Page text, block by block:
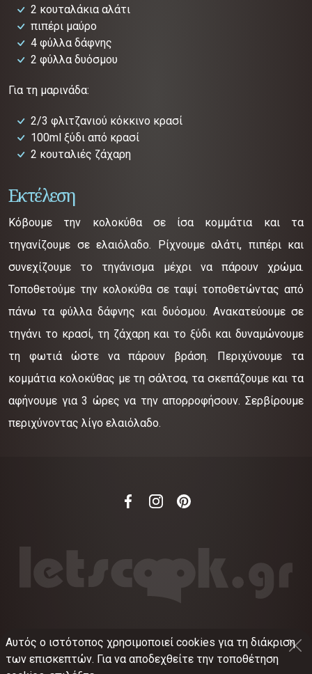
2 κουταλάκια αλάτι
πιπέρι μαύρο
4 φύλλα δάφνης
2 φύλλα δυόσμου
Για τη μαρινάδα:
2/3 φλιτζανιού κόκκινο κρασί
100ml ξύδι από κρασί
2 κουταλιές ζάχαρη
Εκτέλεση
Κόβουμε την κολοκύθα σε ίσα κομμάτια και τα
τηγανίζουμε σε ελαιόλαδο. Ρίχνουμε αλάτι, πιπέρι και
συνεχίζουμε το τηγάνισμα μέχρι να πάρουν χρώμα.
Τοποθετούμε την κολοκύθα σε ταψί τοποθετώντας από
πάνω τα φύλλα δάφνης και δυόσμου. Ανακατεύουμε σε
τηγάνι το κρασί, τη ζάχαρη και το ξύδι και δυναμώνουμε
τη φωτιά ώστε να πάρουν βράση. Περιχύνουμε τα
κομμάτια κολοκύθας με τη σάλτσα, τα σκεπάζουμε και τα
αφήνουμε για 3 ώρες να την απορροφήσουν. Σερβίρουμε
περιχύνοντας λίγο ελαιόλαδο.
©2012-2026 LETSCOOK.GRΑριθμός ΓΕΜΗ:
021375326001
Αυτός ο ιστότοπος χρησιμοποιεί cookies για τη διάκριση
των επισκεπτών. Για να αποδεχθείτε την τοποθέτηση